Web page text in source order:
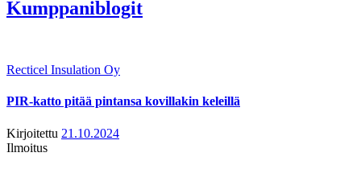
Kumppaniblogit
Recticel Insulation Oy
PIR-katto pitää pintansa kovillakin keleillä
Kirjoitettu 21.10.2024
Ilmoitus